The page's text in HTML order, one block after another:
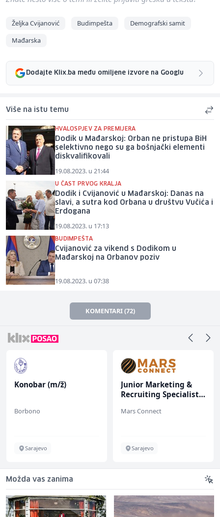
Željka Cvijanović Budimpešta
Demografski samit
Mađarska
Dodajte Klix.ba među omiljene izvore na Googlu
Više na istu temu
HVALOSPJEV ZA PREMIJERA
Dodik u Mađarskoj: Orban ne pristupa BiH
selektivno nego su ga bošnjački elementi
diskvalifikovali
19.08.2023. u 21:44
U ČAST PRVOG KRALJA
Dodik i Cvijanović u Mađarskoj: Danas na
slavi, a sutra kod Orbana u društvu Vučića i
Erdogana
19.08.2023. u 17:13
BUDIMPEŠTA
Cvijanović za vikend s Dodikom u
Mađarskoj na Orbanov poziv
19.08.2023. u 07:38
KOMENTARI (72)
Konobar (m/ž)
Borbono
Sarajevo
Junior Marketing &
Recruiting Specialist
Mars Connect
Sarajevo
Možda vas zanima